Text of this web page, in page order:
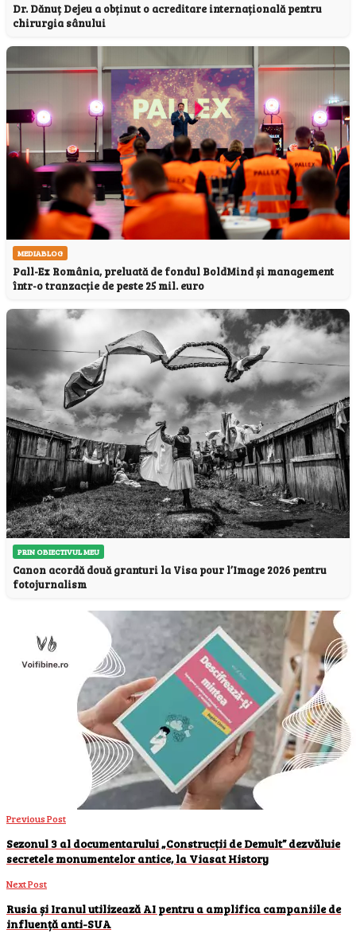
Dr. Dănuț Dejeu a obținut o acreditare internațională pentru
chirurgia sânului
MEDIABLOG
Pall-Ex România, preluată de fondul BoldMind și management
într-o tranzacție de peste 25 mil. euro
PRIN OBIECTIVUL MEU
Canon acordă două granturi la Visa pour l’Image 2026 pentru
fotojurnalism
Previous Post
Sezonul 3 al documentarului „Construcții de Demult” dezvăluie
secretele monumentelor antice, la Viasat History
Next Post
Rusia și Iranul utilizează AI pentru a amplifica campaniile de
influență anti-SUA